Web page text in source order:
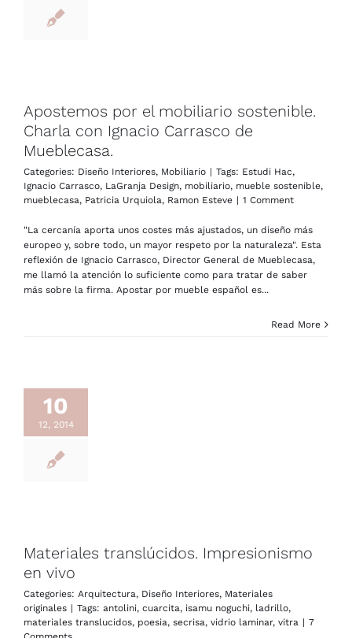
Apostemos por el mobiliario sostenible.
Charla con Ignacio Carrasco de
Mueblecasa.
Categories: Diseño Interiores, Mobiliario | Tags: Estudi Hac,
Ignacio Carrasco, LaGranja Design, mobiliario, mueble sostenible,
mueblecasa, Patricia Urquiola, Ramon Esteve | 1 Comment
"La cercanía aporta unos costes más ajustados, un diseño más
europeo y, sobre todo, un mayor respeto por la naturaleza". Esta
reflexión de Ignacio Carrasco, Director General de Mueblecasa,
me llamó la atención lo suficiente como para tratar de saber
más sobre la firma. Apostar por mueble español es...
Read More
10
12, 2014
Materiales translúcidos. Impresionismo
en vivo
Categories: Arquitectura, Diseño Interiores, Materiales
originales | Tags: antolini, cuarcita, isamu noguchi, ladrillo,
materiales translucidos, poesia, secrisa, vidrio laminar, vitra | 7